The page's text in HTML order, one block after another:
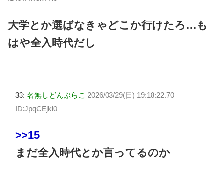
大学とか選ばなきゃどこか行けたろ…も
はや全入時代だし
33: 名無しどんぶらこ 2026/03/29(日) 19:18:22.70
ID:JpqCEjkl0
>>15
まだ全入時代とか言ってるのか